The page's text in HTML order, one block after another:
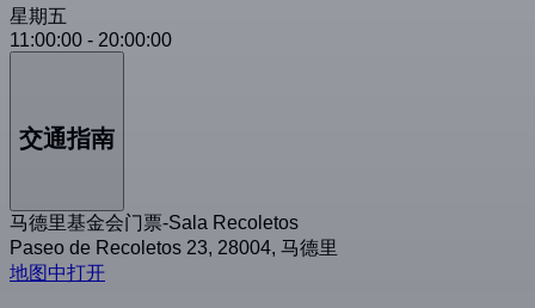
星期五
11:00:00 - 20:00:00
交通指南
马德里基金会门票-Sala Recoletos
Paseo de Recoletos 23, 28004, 马德里
地图中打开